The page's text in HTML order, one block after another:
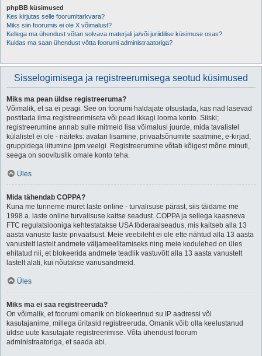
phpBB küsimused
Kes kirjutas selle foorumitarkvara?
Miks siin foorumis ei ole X võimalust?
Kellega ma ühendust võtan solvava materjali ja/või juriidilise küsimuse osas?
Kuidas ma saan ühendust võtta foorumi administraatoriga?
Sisselogimisega ja registreerumisega seotud küsimused
Miks ma pean üldse registreeruma?
Võimalik, et sa ei peagi. See on foorumi haldajate otsustada, kas nad lasevad
postitada ilma registreerimiseta või pead ikkagi looma konto. Siiski;
registreerumine annab sulle mitmeid lisa võimalusi juurde, mida tavalistel
külalistel ei ole - näiteks: avatari lisamine, privaatsõnumite saatmine, e-kirjad,
gruppidega liitumine jpm veelgi. Registreerumine võtab kõigest mõne minuti,
seega on soovituslik omale konto teha.
Üles
Mida tähendab COPPA?
Kuna me tunneme muret laste online - turvalisuse pärast, siis täidame me
1998.a. laste online turvalisuse kaitse seadust. COPPA ja sellega kaasneva
FTC regulatsiooniga kehtestatakse USA föderaalseadus, mis kaitseb alla 13
aasta vanuste laste privaatsust. Meie veebileht ei ole ette nähtud alla 13 aasta
vanustelt lastelt andmete väljameelitamiseks ning meie kodulehed on üles
ehitatud nii, et blokeerida andmete teadlik vastuvõtt alla 13 aasta vanustelt
lastelt alati, kui nõutakse vanusandmeid.
Üles
Miks ma ei saa registreeruda?
On võimalik, et foorumi omanik on blokeerinud su IP aadressi või
kasutajanime, millega üritasid registreeruda. Omanik võib olla keelustanud
üldse uute kasutajate registreerimise. Võta ühendust foorum
administraatoriga, et saada abi.